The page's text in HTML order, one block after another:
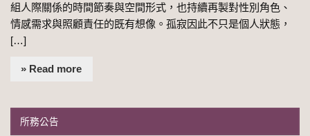
組人際關係的時間節奏與空間形式，也持續再製對性別角色、
情感需求與照顧責任的既有想像。孤寂因此不只是個人狀態，
[…]
» Read more
所務公告